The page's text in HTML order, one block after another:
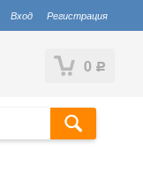
Вход Регистрация
0 Р